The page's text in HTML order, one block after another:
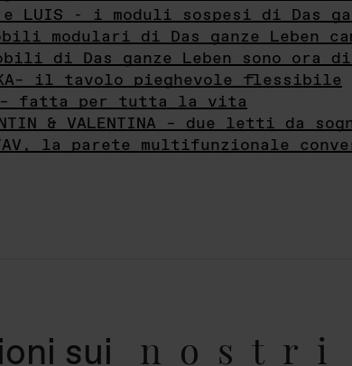
e LUIS - i moduli sospesi di Das
modulari di Das ganze Leben
di Das ganze Leben sono ora
il tavolo pieghevole flessibile
– fatta per tutta la vita
& VALENTINA – due letti da
la parete multifunzionale
sui nostri